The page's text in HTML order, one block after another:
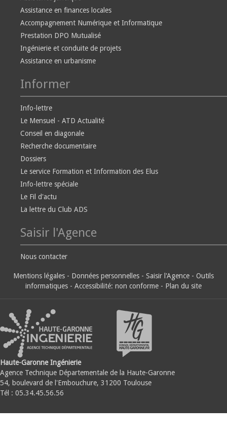
Assistance en finances locales
Accompagnement Numérique et Informatique
Prestation DPO Mutualisé
Ingénierie et conduite de projets
Assistance en urbanisme
Informer
Info-lettre
Le Mensuel - ATD Actualité
Conseil en diagonale
Recherche documentaire
Dossiers
Le service Formation et Information des Elus
Info-lettre spéciale
Le Fil d'actu
La lettre du Club ADS
Saisir l'Agence
Nous contacter
Mentions légales - Données personnelles - Saisir l'Agence - Outils
informatiques - Accessibilité: non conforme - Plan du site
Haute-Garonne Ingénierie
Agence Technique Départementale de la Haute-Garonne
54, boulevard de l'Embouchure, 31200 Toulouse
Tél : 05.34.45.56.56